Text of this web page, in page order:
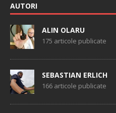
AUTORI
ALIN OLARU
175 articole publicate
SEBASTIAN ERLICH
166 articole publicate